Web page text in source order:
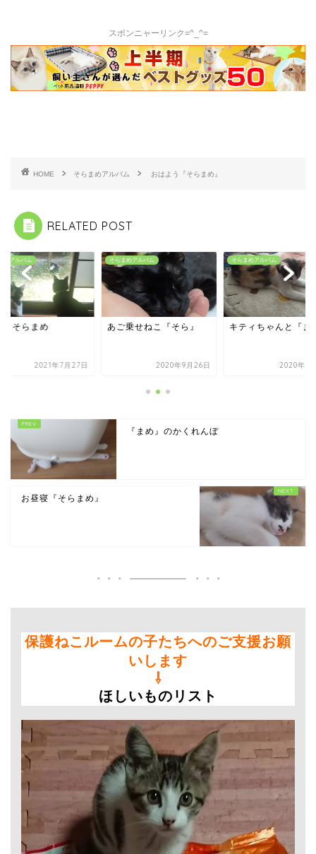
スポンニャーリンク=^_^=
HOME そらまめアルバム おはよう『そらまめ』
RELATED POST
めアルバム
とそらまめ
2021年7月27日
そらまめアルバム
あご乗せねこ『そら』
2020年9月26日
そらまめアルバム
キティちゃんと『ま
2020年8
『まめ』のかくれんぼ
お昼寝『そらまめ』
保護ねこルームの子たちへのご支援お願
いします
⇩
ほしいものリスト